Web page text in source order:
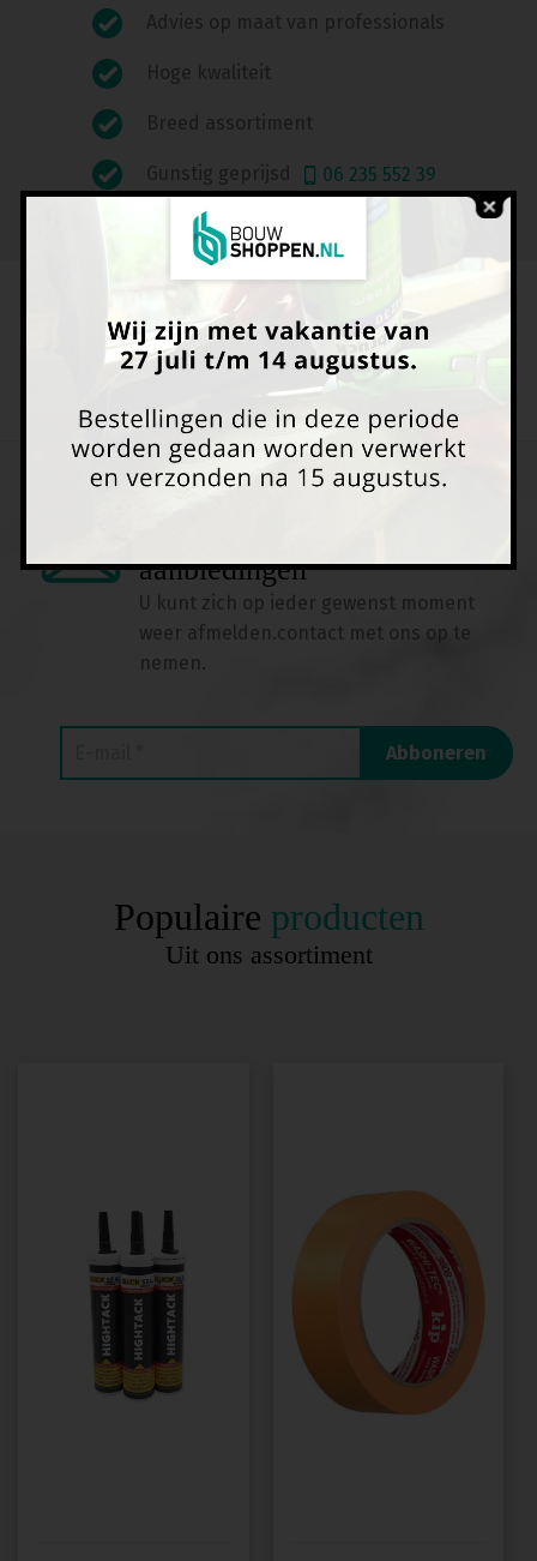
Advies op maat van professionals
Hoge kwaliteit
Breed assortiment
Gunstig geprijsd 06 235 552 39
Heeft u vragen of opmerkingen?
Neem dan contact met ons op via het
contactformulier
aanbiedingen
U kunt zich op ieder gewenst moment
weer afmelden.contact met ons op te
nemen.
Populaire producten
Uit ons assortiment
gekozen